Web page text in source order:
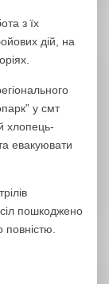
з їх
дій, на
у смт
хлопець-
евакуювати
пошкоджено
повністю.